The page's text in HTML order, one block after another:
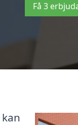
Få 3